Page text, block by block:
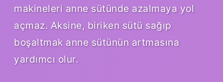
makineleri anne sütünde azalmaya yol
açmaz. Aksine, biriken sütü sağıp
boşaltmak anne sütünün artmasına
yardımcı olur.